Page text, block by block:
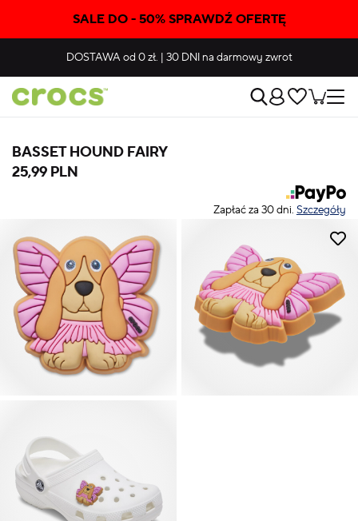
SALE DO - 50% SPRAWDŹ OFERTĘ
DOSTAWAod 0 zł. | 30 DNIna darmowy zwrot
BASSET HOUND FAIRY
25,99 PLN
Zapłać za 30 dni. Szczegóły